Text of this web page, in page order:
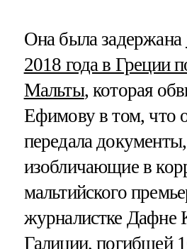
Она была задержана
2018 года в Греции
Мальты, которая
Ефимову в том, что
передала документы,
изобличающие в
мальтийского
журналистке Дафне
Галиции, погибшей